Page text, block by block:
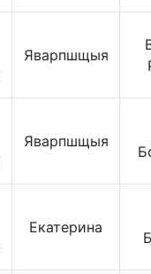
Яварпшщыя
Яварпшщыя
Екатерина